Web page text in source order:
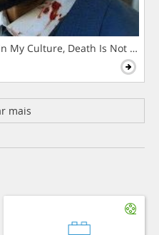
My Culture, Death Is Not The
mais